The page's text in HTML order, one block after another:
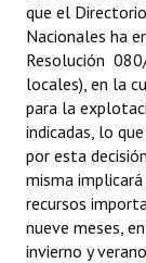
Periodistas
Ciudadano
Banca del
Huéspedes de
Antiguos
que el
Nacionales ha
Resolución
locales), en la
para la
indicadas, lo
por esta
misma
recursos
nueve meses,
invierno y